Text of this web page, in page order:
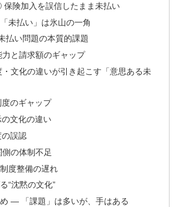
険加入を誤信したまま未払い
未払い」は氷山の一角
払い問題の本質的課題
と請求額のギャップ
文化の違いが引き起こす「意思ある未
のギャップ
文化の違い
誤認
の体制不足
度整備の遅れ
“沈黙の文化”
― 「課題」は多いが、手はある